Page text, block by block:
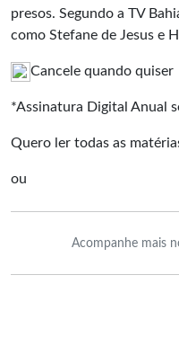
presos. Segundo a TV
como Stefane de Jesus e
Cancele quando quiser
*Assinatura Digital Anual
Quero ler todas as
ou
Acompanhe mais